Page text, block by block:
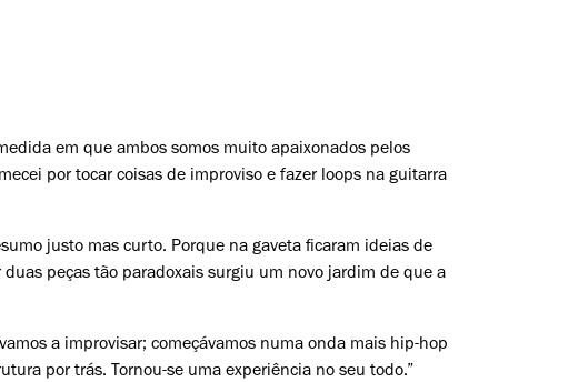
em que ambos somos muito apaixonados pelos
por tocar coisas de improviso e fazer loops na guitarra
justo mas curto. Porque na gaveta ficaram ideias de
peças tão paradoxais surgiu um novo jardim de que a
a improvisar; começávamos numa onda mais hip-hop
por trás. Tornou-se uma experiência no seu todo.”